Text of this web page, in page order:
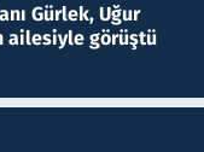
Gürlek, Uğur
ailesiyle görüştü